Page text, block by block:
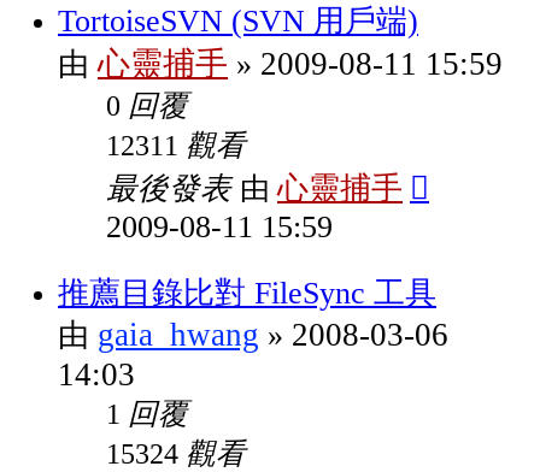
TortoiseSVN (SVN 用戶端)
由心靈捕手 » 2009-08-11 15:59
0 回覆
12311 觀看
最後發表 由心靈捕手
2009-08-11 15:59
推薦目錄比對 FileSync 工具
由 gaia_hwang » 2008-03-06
14:03
1 回覆
15324 觀看